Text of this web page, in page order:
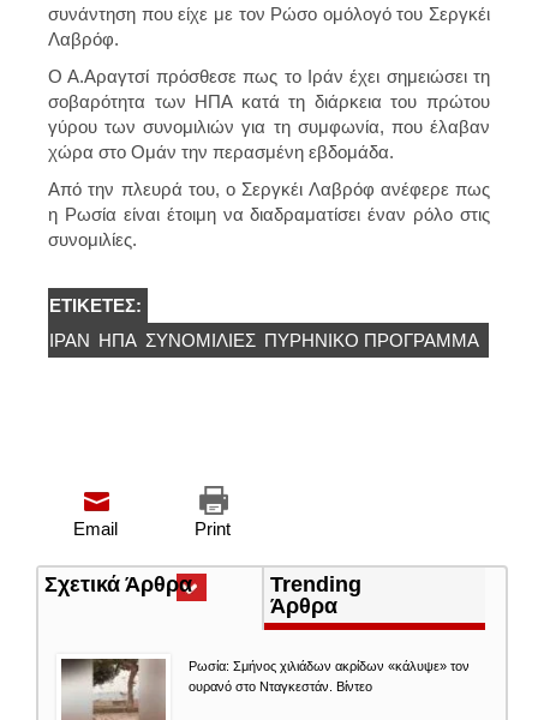
συνάντηση που είχε με τον Ρώσο ομόλογό του Σεργκέι
Λαβρόφ.
Ο Α.Αραγτσί πρόσθεσε πως το Ιράν έχει σημειώσει τη
σοβαρότητα των ΗΠΑ κατά τη διάρκεια του πρώτου
γύρου των συνομιλιών για τη συμφωνία, που έλαβαν
χώρα στο Ομάν την περασμένη εβδομάδα.
Από την πλευρά του, ο Σεργκέι Λαβρόφ ανέφερε πως
η Ρωσία είναι έτοιμη να διαδραματίσει έναν ρόλο στις
συνομιλίες.
ΕΤΙΚΈΤΕΣ:
ΙΡΆΝ ΗΠΑ ΣΥΝΟΜΙΛΊΕΣ ΠΥΡΗΝΙΚΌ ΠΡΌΓΡΑΜΜΑ
Print
Email
Σχετικά Άρθρα(ενεργή
καρτέλα)
Trending
Άρθρα
Ρωσία: Σμήνος χιλιάδων ακρίδων «κάλυψε» τον
ουρανό στο Νταγκεστάν. Βίντεο